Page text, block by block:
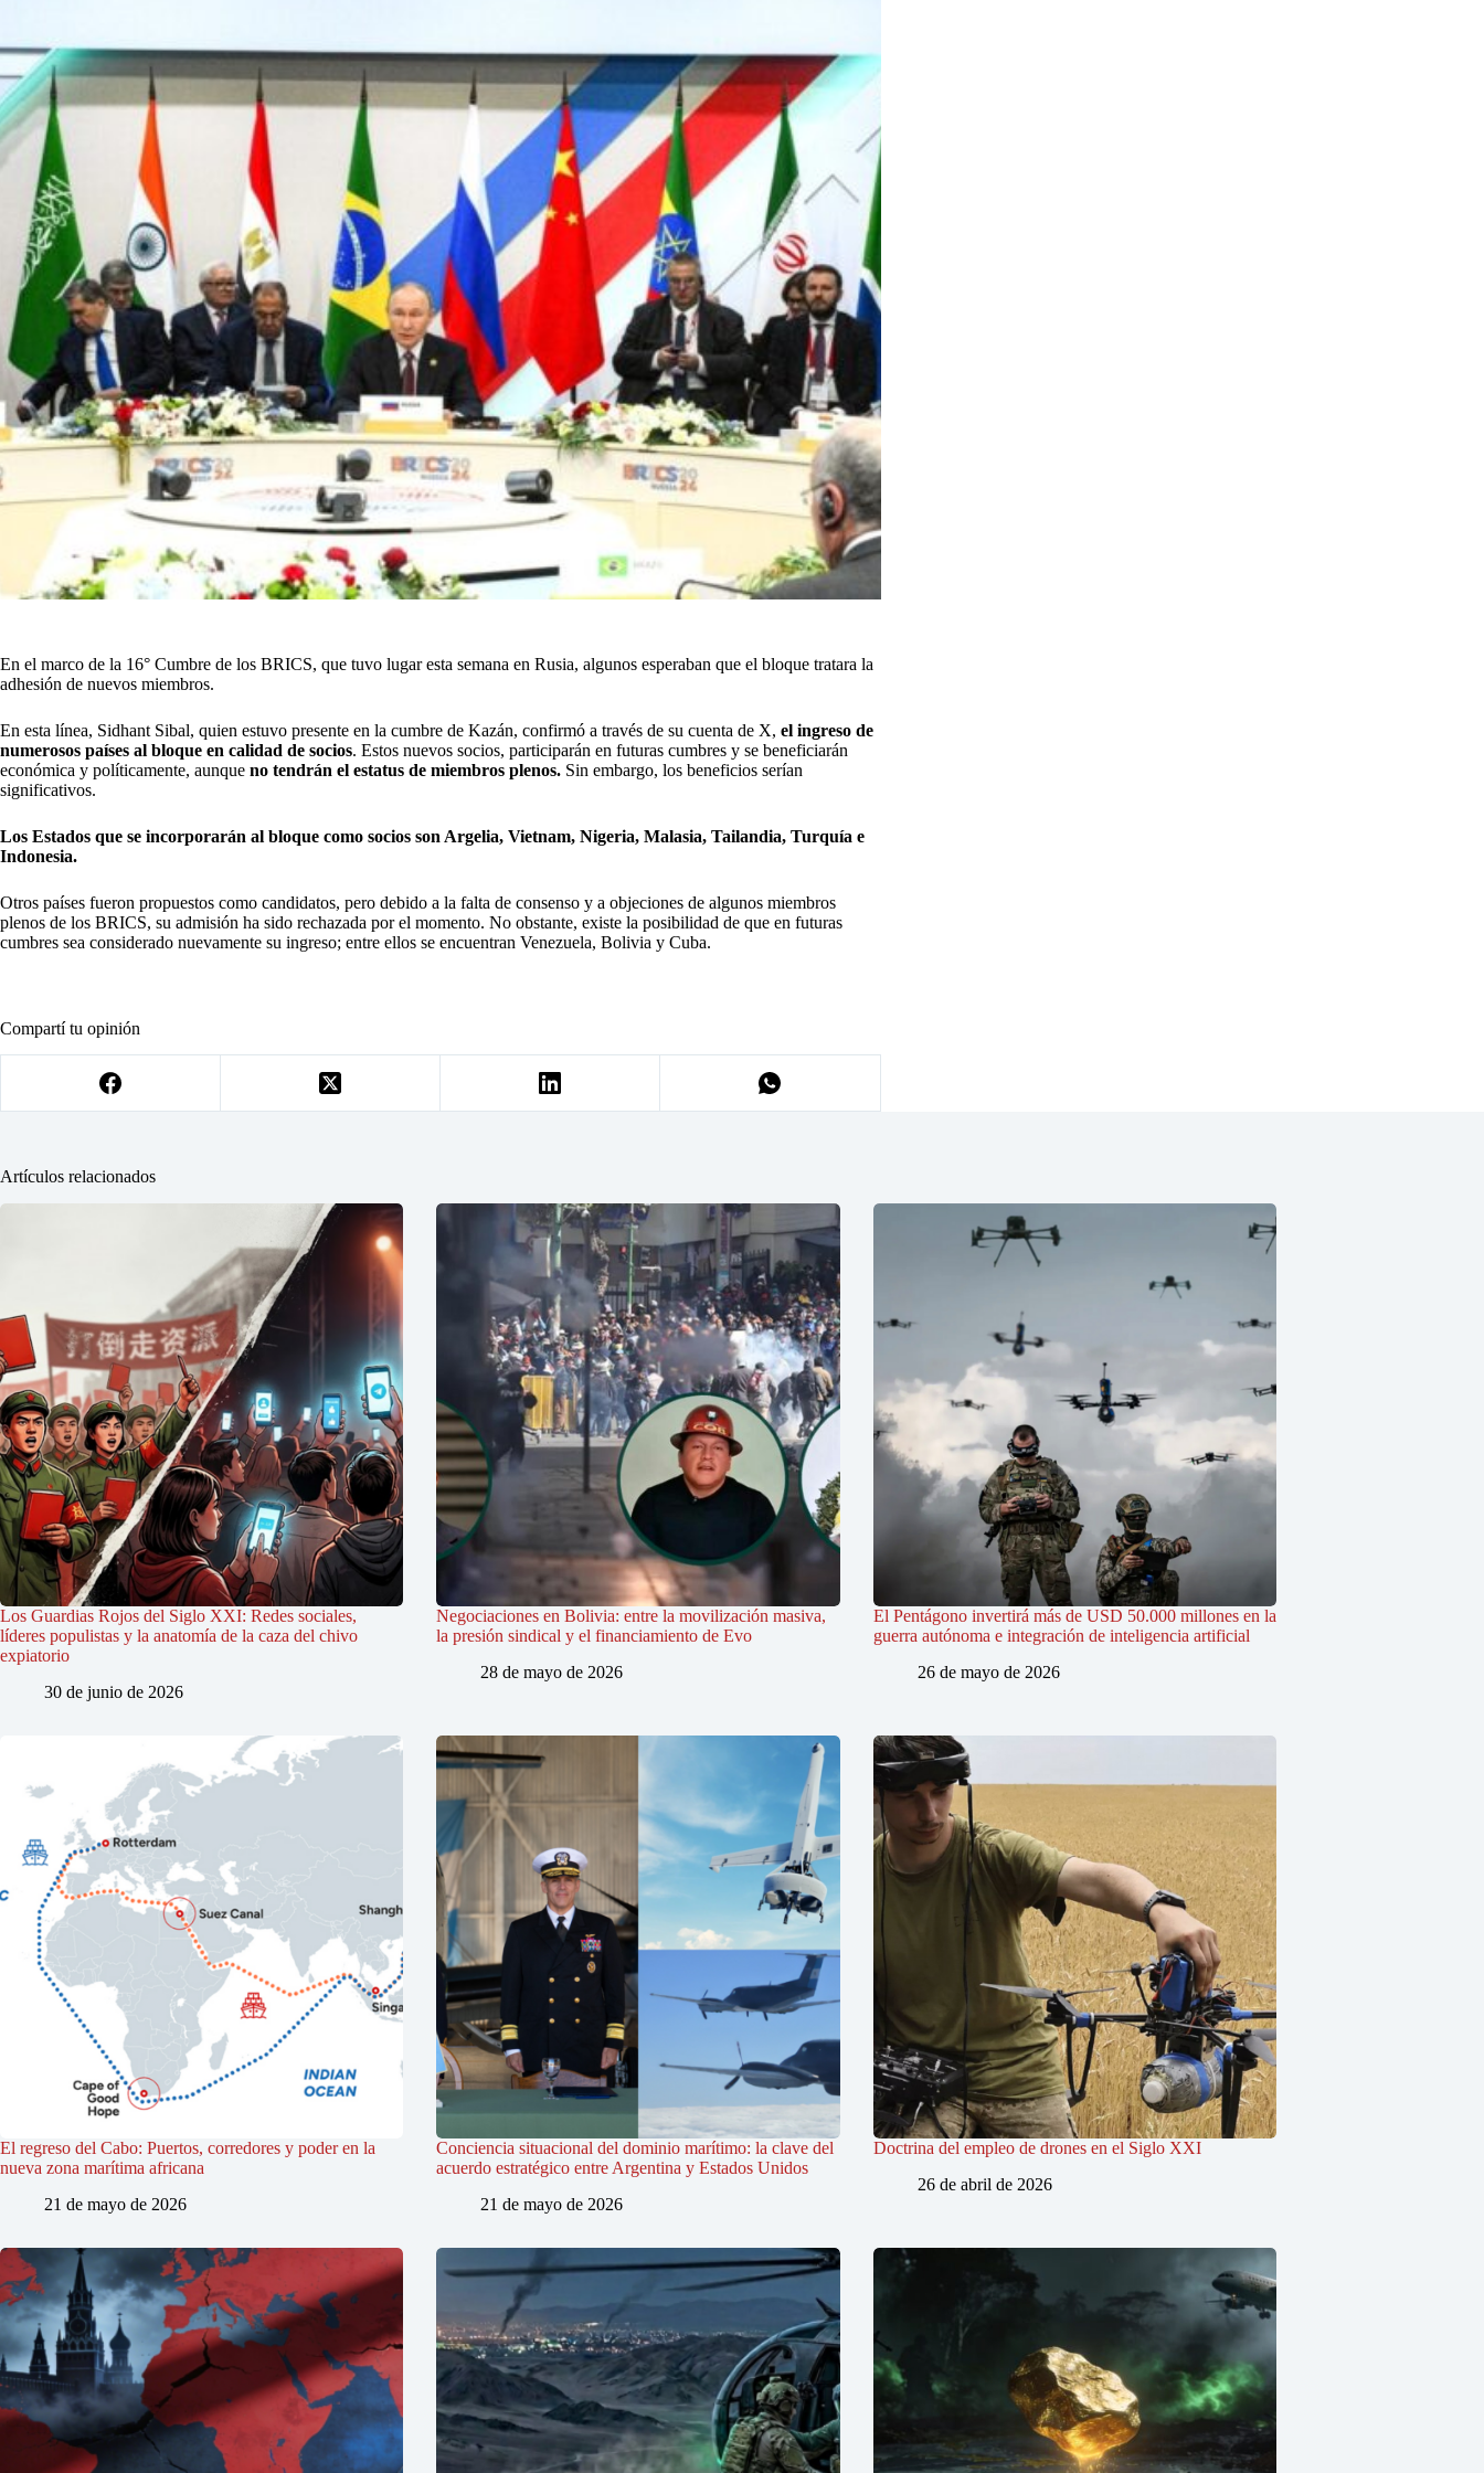
En el marco de la 16° Cumbre de los BRICS, que tuvo lugar esta semana en Rusia, algunos esperaban que el bloque tratara la
adhesión de nuevos miembros.
En esta línea, Sidhant Sibal, quien estuvo presente en la cumbre de Kazán, confirmó a través de su cuenta de X, el ingreso de
numerosos países al bloque en calidad de socios. Estos nuevos socios, participarán en futuras cumbres y se beneficiarán
económica y políticamente, aunque no tendrán el estatus de miembros plenos. Sin embargo, los beneficios serían
significativos.
Los Estados que se incorporarán al bloque como socios son Argelia, Vietnam, Nigeria, Malasia, Tailandia, Turquía e
Indonesia.
Otros países fueron propuestos como candidatos, pero debido a la falta de consenso y a objeciones de algunos miembros
plenos de los BRICS, su admisión ha sido rechazada por el momento. No obstante, existe la posibilidad de que en futuras
cumbres sea considerado nuevamente su ingreso; entre ellos se encuentran Venezuela, Bolivia y Cuba.
Compartí tu opinión
Artículos relacionados
Los Guardias Rojos del Siglo XXI: Redes sociales,
líderes populistas y la anatomía de la caza del chivo
expiatorio
30 de junio de 2026
Negociaciones en Bolivia: entre la movilización masiva,
la presión sindical y el financiamiento de Evo
28 de mayo de 2026
El Pentágono invertirá más de USD 50.000 millones en la
guerra autónoma e integración de inteligencia artificial
26 de mayo de 2026
El regreso del Cabo: Puertos, corredores y poder en la
nueva zona marítima africana
21 de mayo de 2026
Conciencia situacional del dominio marítimo: la clave del
acuerdo estratégico entre Argentina y Estados Unidos
21 de mayo de 2026
Doctrina del empleo de drones en el Siglo XXI
26 de abril de 2026